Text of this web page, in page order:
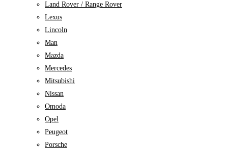
Land Rover / Range Rover
Lexus
Lincoln
Man
Mazda
Mercedes
Mitsubishi
Nissan
Omoda
Opel
Peugeot
Porsche